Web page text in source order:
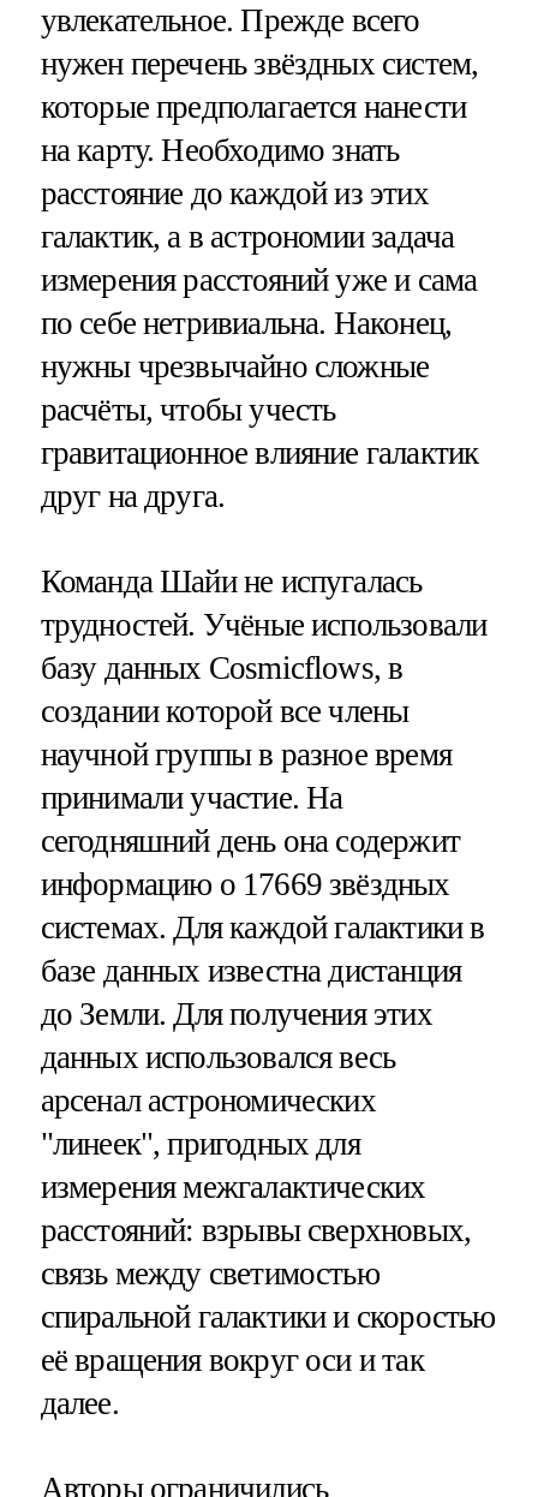
увлекательное. Прежде всего
нужен перечень звёздных систем,
которые предполагается нанести
на карту. Необходимо знать
расстояние до каждой из этих
галактик, а в астрономии задача
измерения расстояний уже и сама
по себе нетривиальна. Наконец,
нужны чрезвычайно сложные
расчёты, чтобы учесть
гравитационное влияние галактик
друг на друга.
Команда Шайи не испугалась
трудностей. Учёные использовали
базу данных Cosmicflows, в
создании которой все члены
научной группы в разное время
принимали участие. На
сегодняшний день она содержит
информацию о 17669 звёздных
системах. Для каждой галактики в
базе данных известна дистанция
до Земли. Для получения этих
данных использовался весь
арсенал астрономических
"линеек", пригодных для
измерения межгалактических
расстояний: взрывы сверхновых,
связь между светимостью
спиральной галактики и скоростью
её вращения вокруг оси и так
далее.
Авторы ограничились